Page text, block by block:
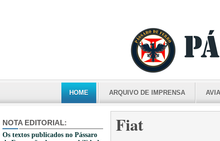
HOME ARQUIVO DE IMPRENSA
NOTA EDITORIAL:
Os textos publicados no Pássaro
Fiat